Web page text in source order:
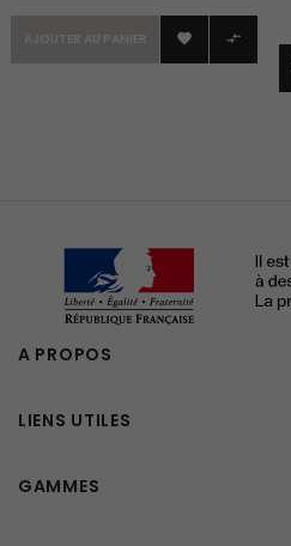
AJOUTER AU PANIER  
A PROPOS
LIENS UTILES
GAMMES